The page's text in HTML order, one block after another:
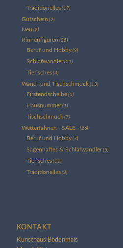
Traditionelles (17)
Gutschein (2)
Neu (8)
Rinnenfiguren (35)
Beruf und Hobby (9)
Schlafwandler (21)
Tierisches (4)
Wand- und Tischschmuck (13)
Firstendscheibe (5)
Hausnummer (1)
Tischschmuck (7)
Wetterfahnen - SALE - (26)
Beruf und Hobby (7)
Sagenhaftes & Schlafwandler (5)
Tierisches (11)
Traditionelles (3)
KONTAKT
Kunsthaus Bodenmais